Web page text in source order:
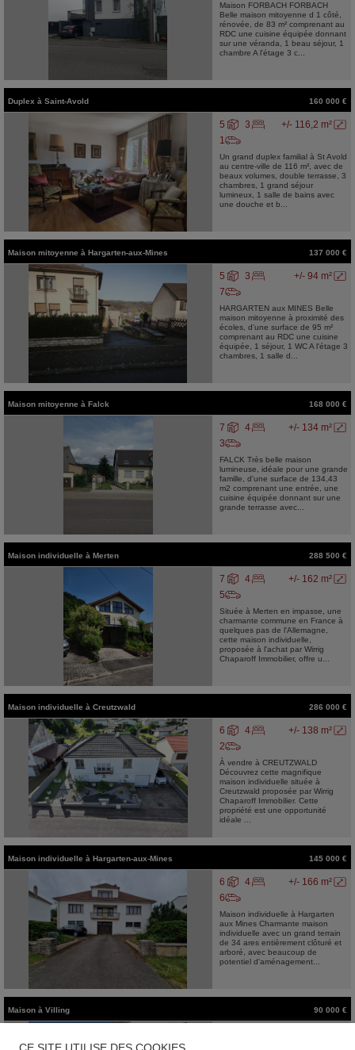
Maison FORBACH FORBACH
Belle maison mitoyenne d 1 côté,
rénovée, de 83 m² comprenant au
RDC une cuisine équipée donnant
sur une véranda, 1 beau séjour, 1
chambre A l'étage 3 c...
Duplex à Saint-Avold 160 000 €
+/- 116,2 m²
5
3
1
Un grand duplex familial à St Avold
au centre-ville de 116 m², avec de
beaux volumes, double terrasse, 3
chambres, 1 grand séjour
lumineux, 1 salle de bains avec
une douche et b...
Maison mitoyenne à Hargarten-aux-Mines 137 000 €
+/- 94 m²
5
3
7
HARGARTEN aux MINES Belle
maison mitoyenne à proximité des
écoles, d'une surface de 95 m²
comprenant au RDC une cuisine
équipée, 1 séjour, 1 WC A l'étage 3
chambres, 1 salle d...
Maison mitoyenne à Falck 168 000 €
+/- 134 m²
7
4
3
FALCK Très belle maison
lumineuse, idéale pour une grande
famille, d'une surface de 134,43
m2 comprenant une entrée, une
cuisine équipée donnant sur une
grande terrasse avec...
Maison individuelle à Merten 288 500 €
+/- 162 m²
7
4
5
Située à Merten en impasse, une
charmante commune en France à
quelques pas de l'Allemagne,
cette maison individuelle,
proposée à l'achat par Wirrig
Chaparoff Immobilier, offre u...
Maison individuelle à Creutzwald 286 000 €
+/- 138 m²
6
4
2
À vendre à CREUTZWALD
Découvrez cette magnifique
maison individuelle située à
Creutzwald proposée par Wirrig
Chaparoff Immobilier. Cette
propriété est une opportunité
idéale ...
Maison individuelle à Hargarten-aux-Mines 145 000 €
+/- 166 m²
6
4
6
Maison individuelle à Hargarten
aux Mines Charmante maison
individuelle avec un grand terrain
de 34 ares entièrement clôturé et
arboré, avec beaucoup de
potentiel d'aménagement...
Maison à Villing 90 000 €